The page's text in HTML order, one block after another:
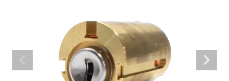
レバーハンドル錠の交換